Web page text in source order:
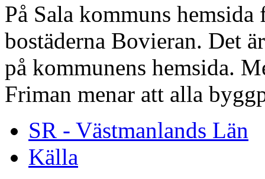
På Sala kommuns
bostäderna Bovieran. Det
på kommunens hemsida.
Friman menar att alla
SR - Västmanlands Län
Källa